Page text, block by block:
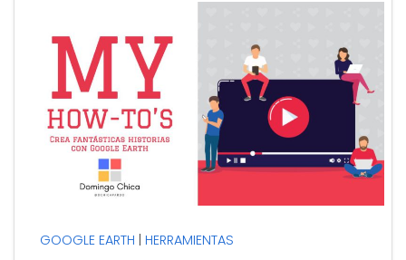
Recientemente, Google Earth ha añadido una
GOOGLE EARTH HERRAMIENTAS